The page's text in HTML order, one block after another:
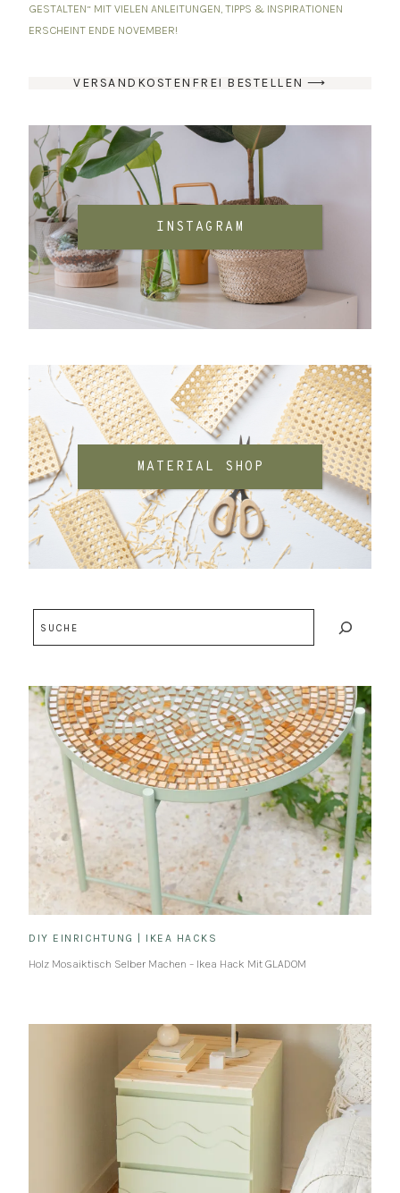
GESTALTEN“ MIT VIELEN ANLEITUNGEN, TIPPS & INSPIRATIONEN
ERSCHEINT ENDE NOVEMBER!
VERSANDKOSTENFREI BESTELLEN ⟶
INSTAGRAM
MATERIAL SHOP
DIY EINRICHTUNG IKEA HACKS
Holz Mosaiktisch Selber Machen – Ikea Hack Mit GLADOM